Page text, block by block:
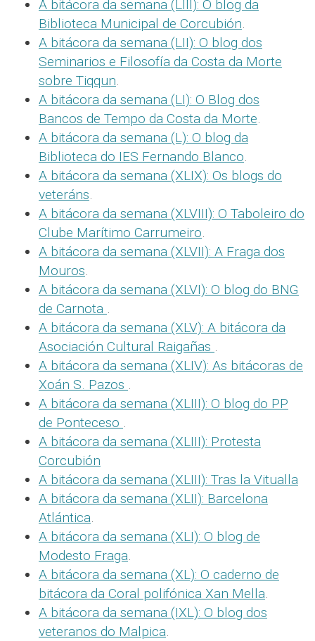
A bitácora da semana (LIII): O blog da
Biblioteca Municipal de Corcubión.
A bitácora da semana (LII): O blog dos
Seminarios e Filosofía da Costa da Morte
sobre Tiqqun.
A bitácora da semana (LI): O Blog dos
Bancos de Tempo da Costa da Morte.
A bitácora da semana (L): O blog da
Biblioteca do IES Fernando Blanco.
A bitácora da semana (XLIX): Os blogs do
veteráns.
A bitácora da semana (XLVIII): O Taboleiro do
Clube Marítimo Carrumeiro.
A bitácora da semana (XLVII): A Fraga dos
Mouros.
A bitácora da semana (XLVI): O blog do BNG
de Carnota .
A bitácora da semana (XLV): A bitácora da
Asociación Cultural Raigañas .
A bitácora da semana (XLIV): As bitácoras de
Xoán S. Pazos .
A bitácora da semana (XLIII): O blog do PP
de Ponteceso .
A bitácora da semana (XLIII): Protesta
Corcubión
A bitácora da semana (XLIII): Tras la Vitualla
A bitácora da semana (XLII): Barcelona
Atlántica.
A bitácora da semana (XLI): O blog de
Modesto Fraga.
A bitácora da semana (XL): O caderno de
bitácora da Coral polifónica Xan Mella.
A bitácora da semana (IXL): O blog dos
veteranos do Malpica.